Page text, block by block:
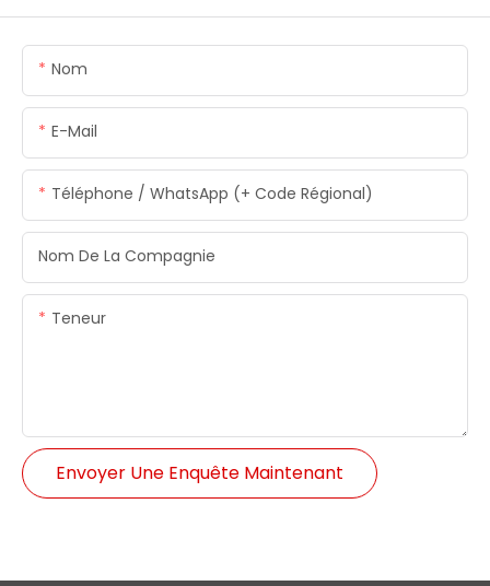
Nom
E-Mail
Téléphone / WhatsApp (+ Code Régional)
Nom De La Compagnie
Teneur
Envoyer Une Enquête Maintenant